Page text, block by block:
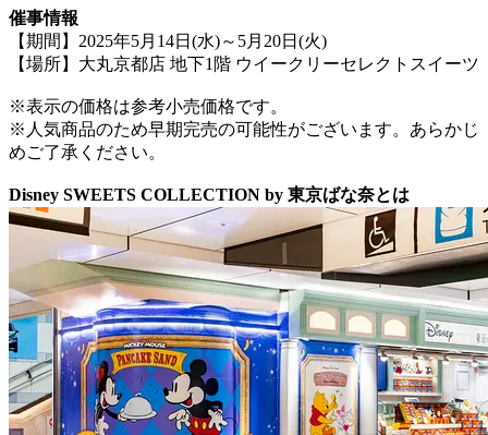
催事情報
【期間】2025年5月14日(水)～5月20日(火)
【場所】大丸京都店 地下1階 ウイークリーセレクトスイーツ
※表示の価格は参考小売価格です。
※人気商品のため早期完売の可能性がございます。あらかじ
めご了承ください。
Disney SWEETS COLLECTION by 東京ばな奈とは